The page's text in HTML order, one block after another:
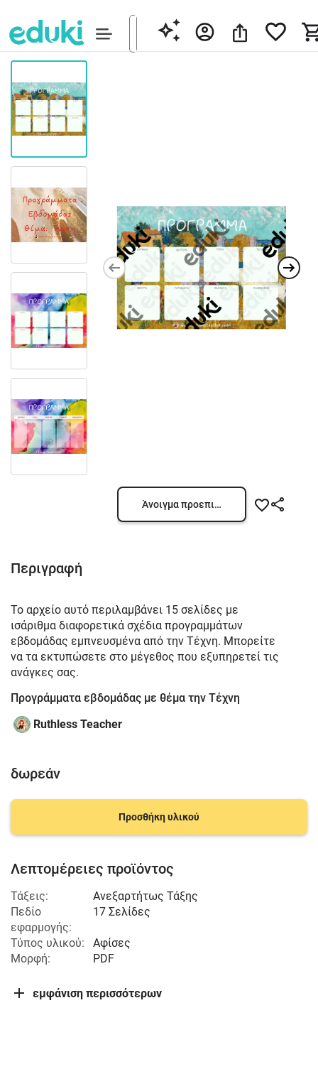
Άνοιγμα προεπισκόπησης
Περιγραφή
Το αρχείο αυτό περιλαμβάνει 15 σελίδες με
ισάριθμα διαφορετικά σχέδια προγραμμάτων
εβδομάδας εμπνευσμένα από την Τέχνη. Μπορείτε
να τα εκτυπώσετε στο μέγεθος που εξυπηρετεί τις
ανάγκες σας.
Προγράμματα εβδομάδας με θέμα την Τέχνη
Ruthless Teacher
δωρεάν
Προσθήκη υλικού
Λεπτομέρειες προϊόντος
Τάξεις:
Ανεξαρτήτως Τάξης
Πεδίο
εφαρμογής:
17 Σελίδες
Τύπος υλικού:
Αφίσες
Μορφή:
PDF
εμφάνιση περισσότερων